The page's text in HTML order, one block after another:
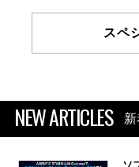
スペ
NEW ARTICLES